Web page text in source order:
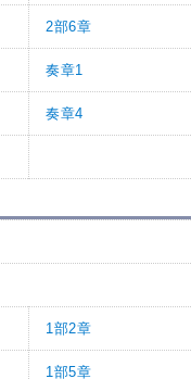
2部6章
奏章1
奏章4
1部2章
1部5章